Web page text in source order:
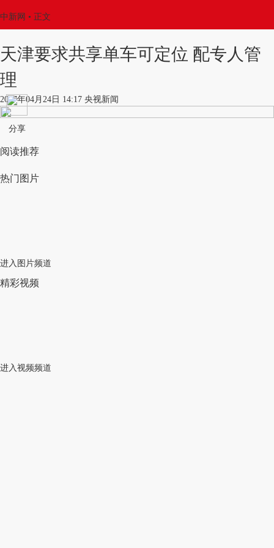
中新网 • 正文
天津要求共享单车可定位 配专人管
理
2017年04月24日 14:17 央视新闻
分享
阅读推荐
热门图片
进入图片频道
精彩视频
进入视频频道